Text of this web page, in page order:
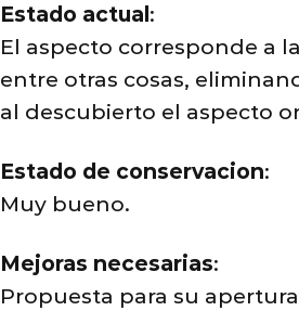
Estado actual:
El aspecto corresponde a
entre otras cosas,
al descubierto el aspecto
Estado de conservacion:
Muy bueno.
Mejoras necesarias:
Propuesta para su